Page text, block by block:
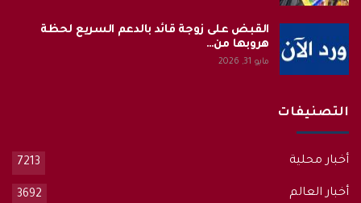
القبض على زوجة قائد بالدعم السريع لحظة
هروبها من…
مايو 31, 2026
التصنيفات
أخبار محلية 7213
أخبار العالم 3692